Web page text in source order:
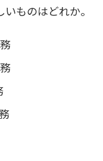
ものはどれか。